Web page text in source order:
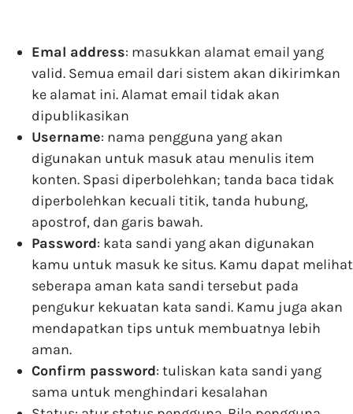
Emal address: masukkan alamat email yang
valid. Semua email dari sistem akan dikirimkan
ke alamat ini. Alamat email tidak akan
dipublikasikan
Username: nama pengguna yang akan
digunakan untuk masuk atau menulis item
konten. Spasi diperbolehkan; tanda baca tidak
diperbolehkan kecuali titik, tanda hubung,
apostrof, dan garis bawah.
Password: kata sandi yang akan digunakan
kamu untuk masuk ke situs. Kamu dapat melihat
seberapa aman kata sandi tersebut pada
pengukur kekuatan kata sandi. Kamu juga akan
mendapatkan tips untuk membuatnya lebih
aman.
Confirm password: tuliskan kata sandi yang
sama untuk menghindari kesalahan